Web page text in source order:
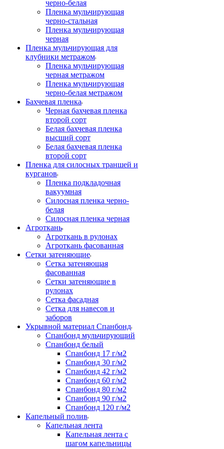
черно-белая
Пленка мульчирующая
черно-стальная
Пленка мульчирующая
черная
Пленка мульчирующая для
клубники метражом
Пленка мульчирующая
черная метражом
Пленка мульчирующая
черно-белая метражом
Бахчевая пленка
Черная бахчевая пленка
второй сорт
Белая бахчевая пленка
высший сорт
Белая бахчевая пленка
второй сорт
Пленка для силосных траншей и
курганов
Пленка подкладочная
вакуумная
Силосная пленка черно-
белая
Силосная пленка черная
Агроткань
Агроткань в рулонах
Агроткань фасованная
Сетки затеняющие
Сетка затеняющая
фасованная
Сетки затеняющие в
рулонах
Сетка фасадная
Сетка для навесов и
заборов
Укрывной материал Спанбонд
Спанбонд мульчирующий
Спанбонд белый
Спанбонд 17 г/м2
Спанбонд 30 г/м2
Спанбонд 42 г/м2
Спанбонд 60 г/м2
Спанбонд 80 г/м2
Спанбонд 90 г/м2
Спанбонд 120 г/м2
Капельный полив
Капельная лента
Капельная лента с
шагом капельницы